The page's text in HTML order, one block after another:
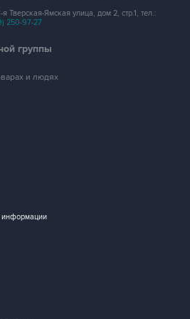
Тверская-Ямская улица, дом 2, стр.1, тел.:
250-97-27
группы
и людях
информации